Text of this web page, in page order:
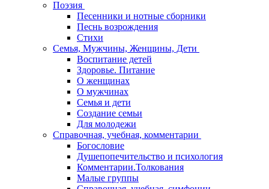
Поэзия
Песенники и нотные сборники
Песнь возрождения
Стихи
Семья, Мужчины, Женщины, Дети
Воспитание детей
Здоровье. Питание
О женщинах
О мужчинах
Семья и дети
Создание семьи
Для молодежи
Справочная, учебная, комментарии
Богословие
Душепопечительство и психология
Комментарии.Толкования
Малые группы